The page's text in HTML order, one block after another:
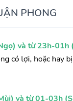
PHONG
và từ 23h-01h
có lợi, hoặc hay
và từ 01-03h